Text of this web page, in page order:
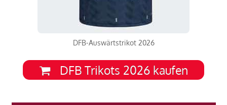
DFB-Auswärtstrikot 2026
DFB Trikots 2026 kaufen